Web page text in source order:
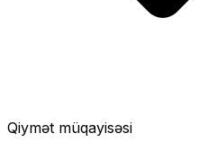
Qiymət müqayisəsi